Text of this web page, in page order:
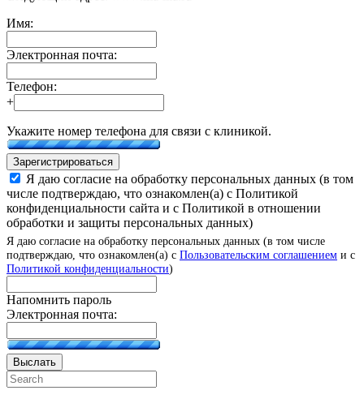
Имя:
Электронная почта:
Телефон:
+
Укажите номер телефона для связи с клиникой.
Зарегистрироваться
Я даю согласие на обработку персональных данных (в том
числе подтверждаю, что ознакомлен(а) с Политикой
конфиденциальности сайта и с Политикой в отношении
обработки и защиты персональных данных)
Я даю согласие на обработку персональных данных (в том числе
подтверждаю, что ознакомлен(а) с Пользовательским соглашением и с
Политикой конфиденциальности)
Напомнить пароль
Электронная почта:
Выслать